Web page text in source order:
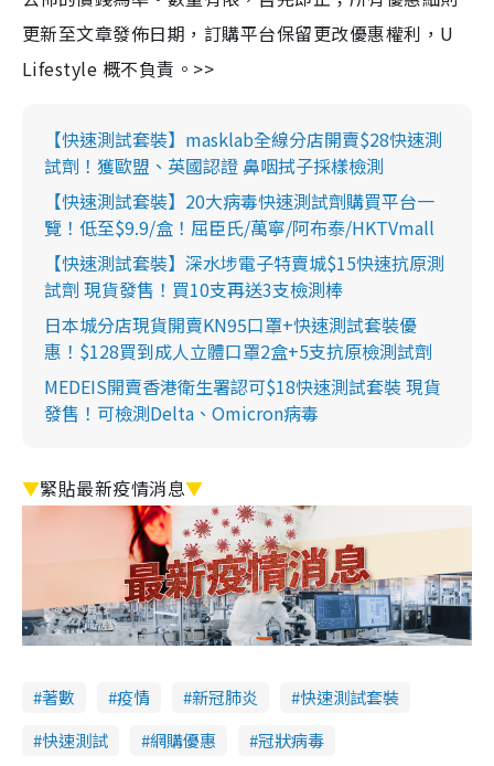
更新至文章發佈日期，訂購平台保留更改優惠權利，U
Lifestyle 概不負責。>>
【快速測試套裝】masklab全線分店開賣$28快速測
試劑！獲歐盟、英國認證 鼻咽拭子採樣檢測
【快速測試套裝】20大病毒快速測試劑購買平台一
覽！低至$9.9/盒！屈臣氏/萬寧/阿布泰/HKTVmall
【快速測試套裝】深水埗電子特賣城$15快速抗原測
試劑 現貨發售！買10支再送3支檢測棒
日本城分店現貨開賣KN95口罩+快速測試套裝優
惠！$128買到成人立體口罩2盒+5支抗原檢測試劑
MEDEIS開賣香港衛生署認可$18快速測試套裝 現貨
發售！可檢測Delta、Omicron病毒
▼緊貼最新疫情消息▼
著數 疫情 新冠肺炎
快速測試套裝
快速測試
網購優惠
冠狀病毒